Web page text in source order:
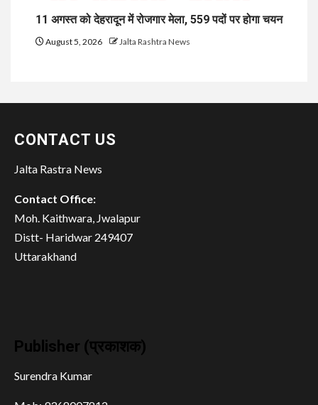
11 अगस्त को देहरादून में रोजगार मेला, 559 पदों पर होगा चयन
August 5, 2026 Jalta Rashtra News
CONTACT US
Jalta Rastra News
Contact Office:
Moh. Kaithwara, Jwalapur
Distt- Haridwar 249407
Uttarakhand
Publisher (प्रकाशक)
Surendra Kumar